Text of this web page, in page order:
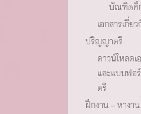
บัณฑิตศึ
เอกสารเกี่
ปริญญาตรี
ดาวน์โหลด
และแบบฟ
ตรี
ฝึกงาน – หางาน